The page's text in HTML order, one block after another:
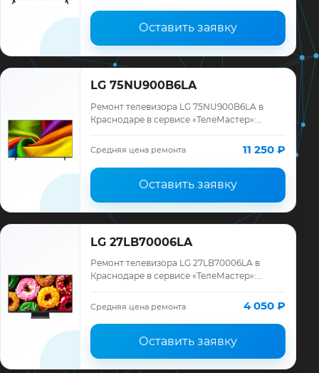
Оставить заявку
LG 75NU900B6LA
Ремонт телевизора LG 75NU900B6LA в
Краснодаре в сервисе «ТелеМастер»:
запчасти и гарантия до 12 месяцев.
Средняя цена ремонта 11 250 ₽
Оставить заявку
LG 27LB70006LA
Ремонт телевизора LG 27LB70006LA в
Краснодаре в сервисе «ТелеМастер»:
запчасти и гарантия до 12 месяцев.
Средняя цена ремонта 4 050 ₽
Оставить заявку